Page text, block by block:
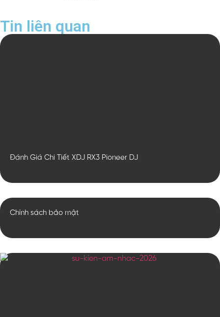
Tin liên quan
Đánh Giá Chi Tiết XDJ RX3 Pioneer DJ
Chính sách bảo mật